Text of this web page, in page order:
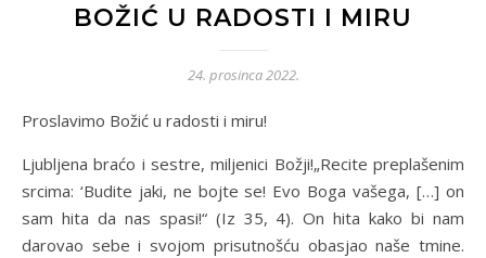
BOŽIĆ U RADOSTI I MIRU
24. prosinca 2022.
Proslavimo Božić u radosti i miru!
Ljubljena braćo i sestre, miljenici Božji!„Recite preplašenim
srcima: ‘Budite jaki, ne bojte se! Evo Boga vašega, […] on
sam hita da nas spasi!“ (Iz 35, 4). On hita kako bi nam
darovao sebe i svojom prisutnošću obasjao naše tmine.